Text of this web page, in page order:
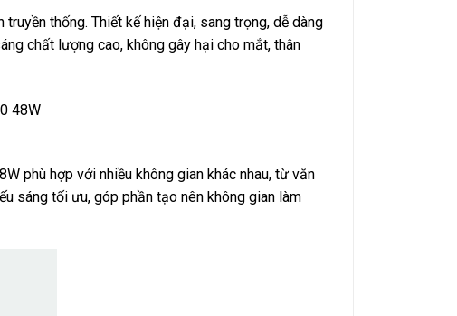
thống. Thiết kế hiện đại, sang trọng, dễ dàng
chất lượng cao, không gây hại cho mắt, thân
phù hợp với nhiều không gian khác nhau, từ văn
sáng tối ưu, góp phần tạo nên không gian làm